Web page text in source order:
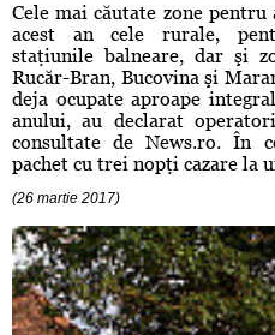
Cele mai căutate zone
acest an cele rurale,
staţiunile balneare, dar şi
Rucăr-Bran, Bucovina şi
deja ocupate aproape
anului, au declarat
consultate de News.ro. În
pachet cu trei nopţi cazare la
(26 martie 2017)